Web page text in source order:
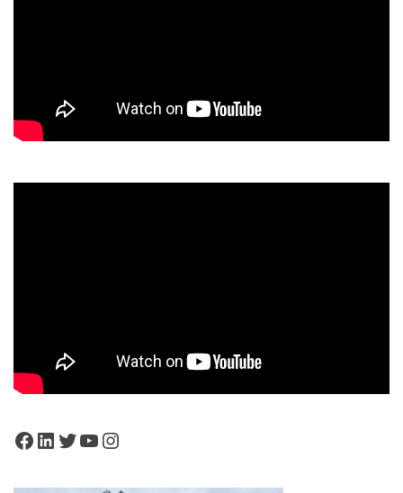
Facebook
LinkedIn
Twitter
YouTube
Instagram